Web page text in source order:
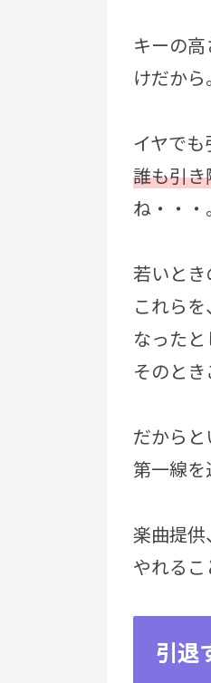
キーの
けだから。
イヤで
誰も引
ね・・・。
若いとき
これら
なったと
そのとき
だからと
第一線を
楽曲提供
やれるこ
引退